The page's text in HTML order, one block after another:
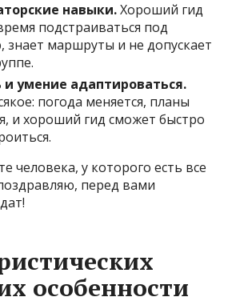
навыки.Хороший гид
подстраиваться под
знает маршруты и не допускает
и умение адаптироваться.
погода меняется, планы
и хороший гид сможет быстро
человека, у которого есть все
перед вами
особенности